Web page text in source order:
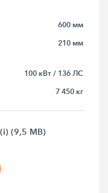
600 мм
210 мм
100 кВт / 136 ЛС
7 450 кг
(9,5 MB)